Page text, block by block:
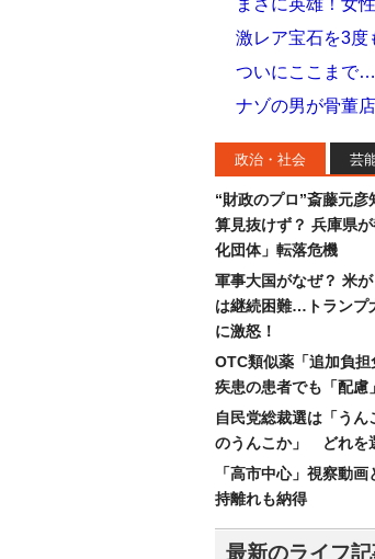
まさに英雄！女
激レア宝石を3度
ついにここまで
ナゾの男が骨董
政治・社会 芸
“財政のプロ”斎藤元
算見抜けず？ 兵庫県
化団体」転落危機
軍事大国がなぜ？ 米
は継続困難…トランプ
に激怒！
OTC類似薬「追加負
疾患の患者でも「配慮
自民党総裁選は「う
のうんこか」 どれを
「高市中心」視察動
持離れも納得
最新のライフ